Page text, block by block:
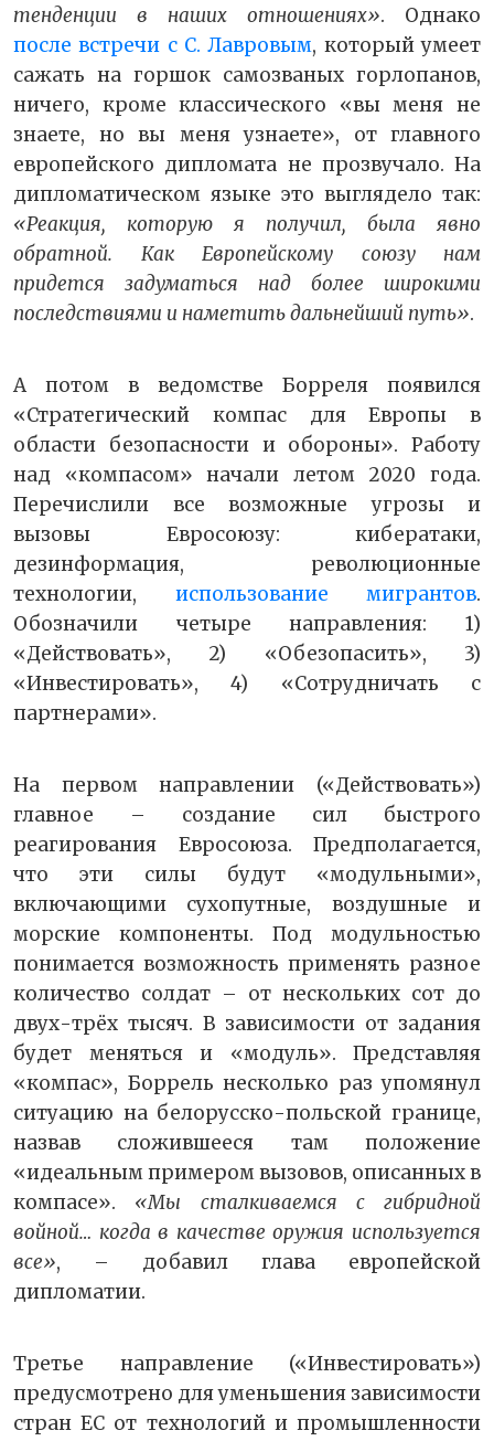
тенденции в наших отношениях». Однако
после встречи с С. Лавровым, который умеет
сажать на горшок самозваных горлопанов,
ничего, кроме классического «вы меня не
знаете, но вы меня узнаете», от главного
европейского дипломата не прозвучало. На
дипломатическом языке это выглядело так:
«Реакция, которую я получил, была явно
обратной. Как Европейскому союзу нам
придется задуматься над более широкими
последствиями и наметить дальнейший путь».
А потом в ведомстве Борреля появился
«Стратегический компас для Европы в
области безопасности и обороны». Работу
над «компасом» начали летом 2020 года.
Перечислили все возможные угрозы и
вызовы Евросоюзу: кибератаки,
дезинформация, революционные
технологии, использование мигрантов.
Обозначили четыре направления: 1)
«Действовать», 2) «Обезопасить», 3)
«Инвестировать», 4) «Сотрудничать с
партнерами».
На первом направлении («Действовать»)
главное – создание сил быстрого
реагирования Евросоюза. Предполагается,
что эти силы будут «модульными»,
включающими сухопутные, воздушные и
морские компоненты. Под модульностью
понимается возможность применять разное
количество солдат – от нескольких сот до
двух-трёх тысяч. В зависимости от задания
будет меняться и «модуль». Представляя
«компас», Боррель несколько раз упомянул
ситуацию на белорусско-польской границе,
назвав сложившееся там положение
«идеальным примером вызовов, описанных в
компасе». «Мы сталкиваемся с гибридной
войной… когда в качестве оружия используется
все», – добавил глава европейской
дипломатии.
Третье направление («Инвестировать»)
предусмотрено для уменьшения зависимости
стран ЕС от технологий и промышленности